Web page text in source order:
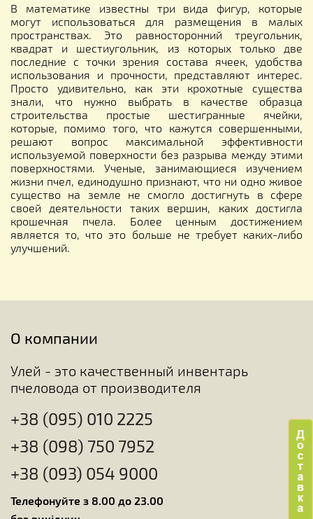
В математике известны три вида фигур, которые
могут использоваться для размещения в малых
пространствах. Это равносторонний треугольник,
квадрат и шестиугольник, из которых только две
последние с точки зрения состава ячеек, удобства
использования и прочности, представляют интерес.
Просто удивительно, как эти крохотные существа
знали, что нужно выбрать в качестве образца
строительства простые шестигранные ячейки,
которые, помимо того, что кажутся совершенными,
решают вопрос максимальной эффективности
используемой поверхности без разрыва между этими
поверхностями. Ученые, занимающиеся изучением
жизни пчел, единодушно признают, что ни одно живое
существо на земле не смогло достигнуть в сфере
своей деятельности таких вершин, каких достигла
крошечная пчела. Более ценным достижением
является то, что это больше не требует каких-либо
улучшений.
О компании
Улей - это качественный инвентарь
пчеловода от производителя
+38 (095) 010 2225
+38 (098) 750 7952
+38 (093) 054 9000
Телефонуйте з 8.00 до 23.00